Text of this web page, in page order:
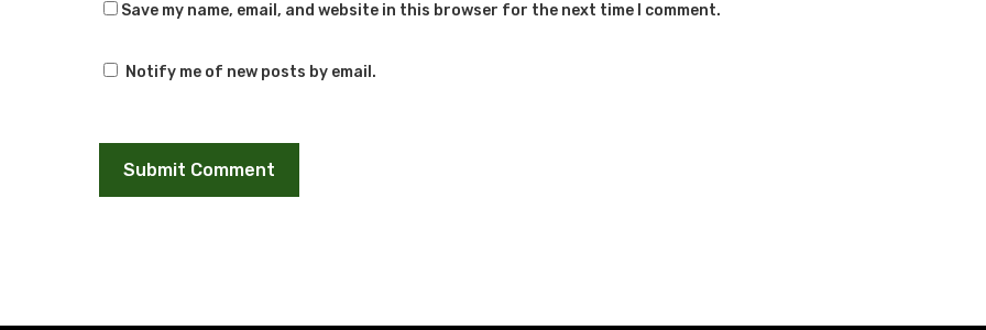
Save my name, email, and website in this browser for the next time I comment.
Notify me of new posts by email.